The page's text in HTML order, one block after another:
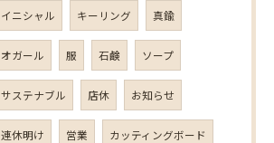
イニシャル キーリング 真鍮
オガール 服 石鹸 ソープ
サステナブル 店休 お知らせ
連休明け 営業 カッティングボード